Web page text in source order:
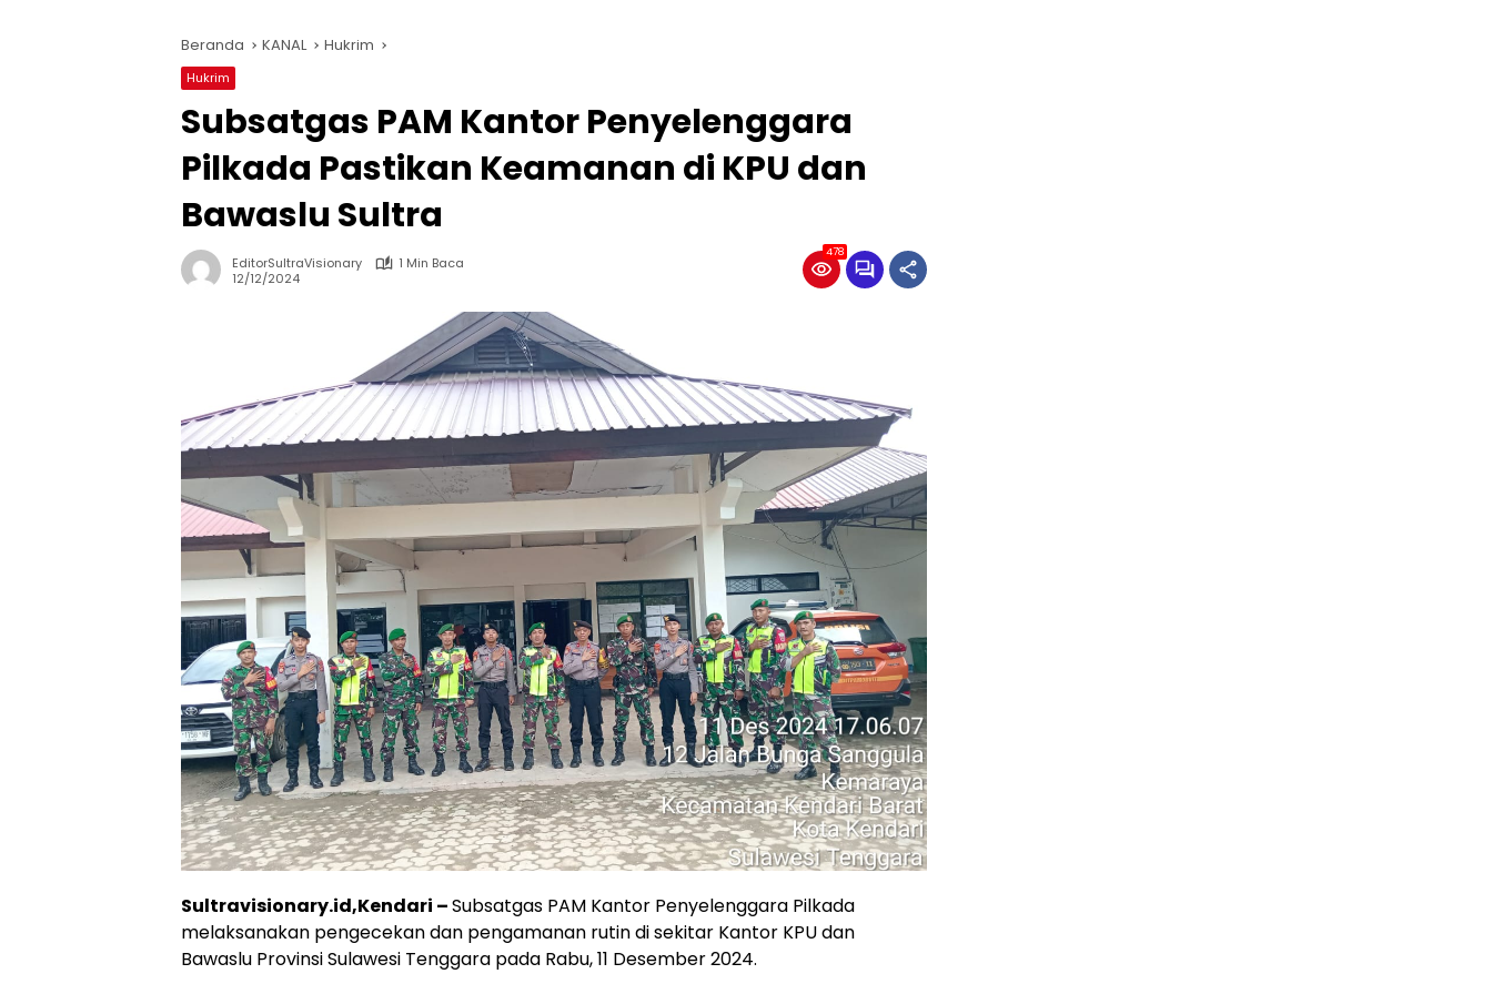
Beranda KANAL Hukrim
Hukrim
Subsatgas PAM Kantor Penyelenggara
Pilkada Pastikan Keamanan di KPU dan
Bawaslu Sultra
EditorSultraVisionary
1 Min Baca
12/12/2024
478
Sultravisionary.id,Kendari –Subsatgas PAM Kantor Penyelenggara Pilkada
melaksanakan pengecekan dan pengamanan rutin di sekitar Kantor KPU dan
Bawaslu Provinsi Sulawesi Tenggara pada Rabu, 11 Desember 2024.